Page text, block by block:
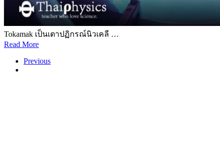
Tokamak เป็นเตาปฏิกรณ์นิวเคลี …
Read More
Previous